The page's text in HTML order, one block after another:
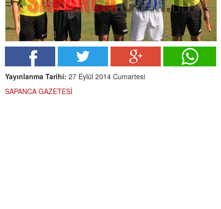
Yayınlanma Tarihi: 27 Eylül 2014 Cumartesi
SAPANCA GAZETESİ